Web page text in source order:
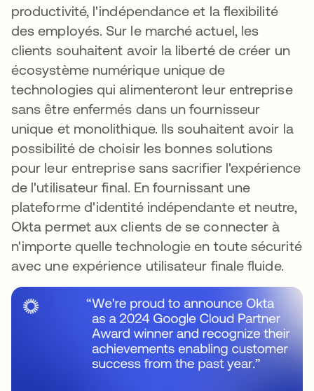
productivité, l'indépendance et la flexibilité
des employés. Sur le marché actuel, les
clients souhaitent avoir la liberté de créer un
écosystème numérique unique de
technologies qui alimenteront leur entreprise
sans être enfermés dans un fournisseur
unique et monolithique. Ils souhaitent avoir la
possibilité de choisir les bonnes solutions
pour leur entreprise sans sacrifier l'expérience
de l'utilisateur final. En fournissant une
plateforme d'identité indépendante et neutre,
Okta permet aux clients de se connecter à
n'importe quelle technologie en toute sécurité
avec une expérience utilisateur finale fluide.